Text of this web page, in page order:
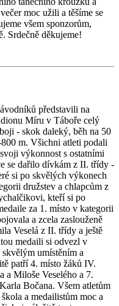
moc užili a těšíme se
všem sponzorům,
Srdečně děkujeme!
představili na
Míru v Táboře celý
- skok daleký, běh na 50
m. Všichni atleti podali
výkonnost s ostatními
se dařilo dívkám z II. třídy -
si po skvělých výkonech
družstev a chlapcům z
kteří si po
za 1. místo v kategorii
a zcela zaslouženě
Veselá z II. třídy a ještě
medaili si odvezl v
umístěním a
patří 4. místo žáků IV.
a Miloše Veselého a 7.
Bočana. Všem atletům
a medailistům moc a